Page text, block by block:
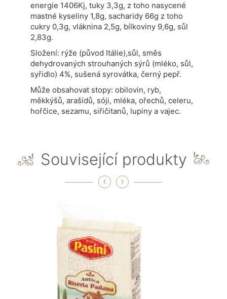
energie 1406Kj, tuky 3,3g, z toho nasycené
mastné kyseliny 1,8g, sacharidy 66g z toho
cukry 0,3g, vláknina 2,5g, bílkoviny 9,6g, sůl
2,83g.
Složení: rýže (původ Itálie),sůl, směs
dehydrovaných strouhaných sýrů (mléko, sůl,
syřidlo) 4%, sušená syrovátka, černý pepř.
Může obsahovat stopy: obilovin, ryb,
měkkýšů, arašídů, sóji, mléka, ořechů, celeru,
hořčice, sezamu, siřičitanů, lupiny a vajec.
Související produkty
‹ ›